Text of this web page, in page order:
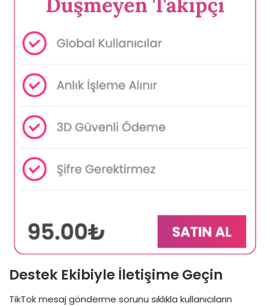
Destek Ekibiyle İletişime Geçin
TikTok mesaj gönderme sorunu sıklıkla kullanıcıların